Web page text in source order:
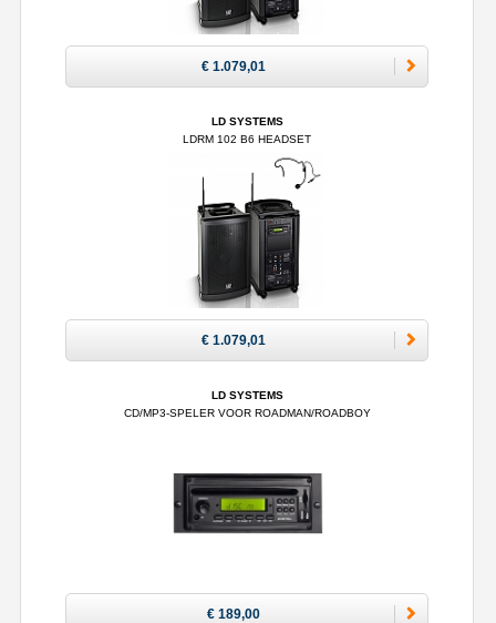
€ 1.079,01
LD SYSTEMS
LDRM 102 B6 HEADSET
€ 1.079,01
LD SYSTEMS
CD/MP3-SPELER VOOR ROADMAN/ROADBOY
€ 189,00